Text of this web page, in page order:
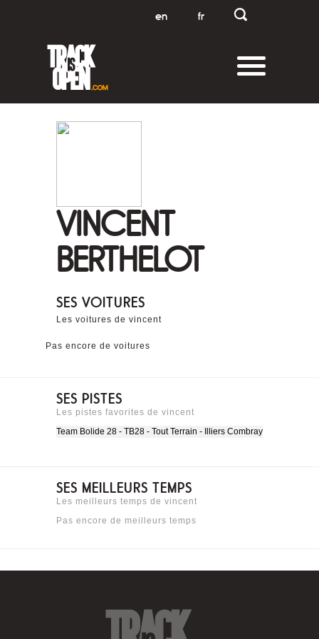
en fr
VINCENT
BERTHELOT
SES VOITURES
Les voitures de vincent
Pas encore de voitures
SES PISTES
Les pistes favorites de vincent
Team Bolide 28 - TB28 - Tout Terrain - Illiers Combray
SES MEILLEURS TEMPS
Les meilleurs temps de vincent
Pas encore de meilleurs temps